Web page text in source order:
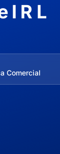
I R L
Comercial